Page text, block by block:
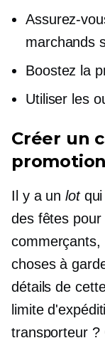
Assurez-
marchands
Boostez la
Utiliser les
Créer un
Il y a un lotqui
des fêtes
commerçants,
choses à
détails de
limite
transporteur ?